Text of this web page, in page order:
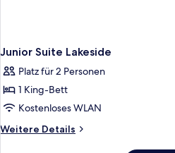
Junior Suite Lakeside
Platz für 2 Personen
1 King-Bett
Kostenloses WLAN
Weitere Details
Weitere